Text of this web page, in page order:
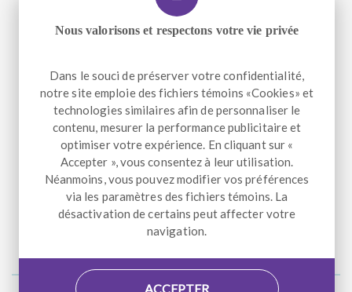
Télécopieur +1 514 933-9384
Courriel
info@altergo.ca
NOUS SUIVRE
Facebook LinkedIn Instagram
Nous valorisons et respectons votre vie privée
Dans le souci de préserver votre confidentialité,
notre site emploie des fichiers témoins «Cookies» et
technologies similaires afin de personnaliser le
contenu, mesurer la performance publicitaire et
optimiser votre expérience. En cliquant sur «
Accepter », vous consentez à leur utilisation.
Néanmoins, vous pouvez modifier vos préférences
via les paramètres des fichiers témoins. La
désactivation de certains peut affecter votre
navigation.
ACCEPTER